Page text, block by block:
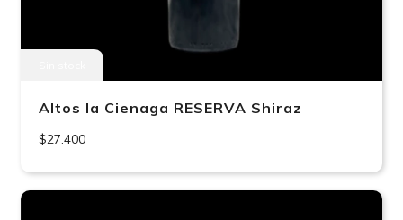
Altos la Cienaga RESERVA Shiraz
$27.400